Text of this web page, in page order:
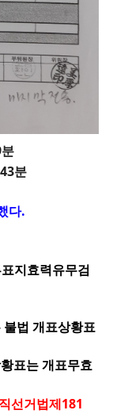
분
다.
지효력유무검
법 개표상황표
표는 개표무효
선거법제181